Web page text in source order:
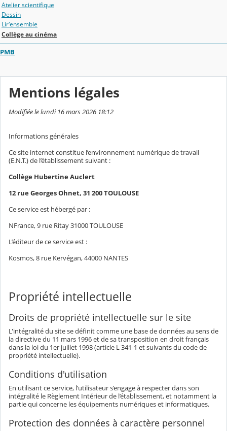
Atelier scientifique
Dessin
Lir'ensemble
Collège au cinéma
PMB
Mentions légales
Modifiée le lundi 16 mars 2026 18:12
Informations générales
Ce site internet constitue l’environnement numérique de travail
(E.N.T.) de l’établissement suivant :
Collège Hubertine Auclert
12 rue Georges Ohnet, 31 200 TOULOUSE
Ce service est hébergé par :
NFrance, 9 rue Ritay 31000 TOULOUSE
L’éditeur de ce service est :
Kosmos, 8 rue Kervégan, 44000 NANTES
Propriété intellectuelle
Droits de propriété intellectuelle sur le site
L'intégralité du site se définit comme une base de données au sens de
la directive du 11 mars 1996 et de sa transposition en droit français
dans la loi du 1er juillet 1998 (article L 341-1 et suivants du code de
propriété intellectuelle).
Conditions d'utilisation
En utilisant ce service, l’utilisateur s’engage à respecter dans son
intégralité le Règlement Intérieur de l’établissement, et notamment la
partie qui concerne les équipements numériques et informatiques.
Protection des données à caractère personnel